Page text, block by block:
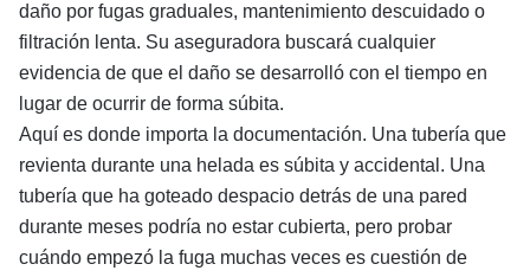
daño por fugas graduales, mantenimiento descuidado o
filtración lenta. Su aseguradora buscará cualquier
evidencia de que el daño se desarrolló con el tiempo en
lugar de ocurrir de forma súbita.
Aquí es donde importa la documentación. Una tubería que
revienta durante una helada es súbita y accidental. Una
tubería que ha goteado despacio detrás de una pared
durante meses podría no estar cubierta, pero probar
cuándo empezó la fuga muchas veces es cuestión de